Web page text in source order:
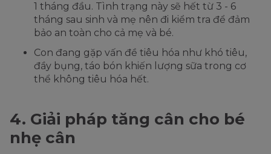
1 tháng đầu. Tình trạng này sẽ hết từ 3 - 6
tháng sau sinh và mẹ nên đi kiểm tra để đảm
bảo an toàn cho cả mẹ và bé.
Con đang gặp vấn đề tiêu hóa như khó tiêu,
đầy bụng, táo bón khiến lượng sữa trong cơ
thể không tiêu hóa hết.
4. Giải pháp tăng cân cho bé
nhẹ cân